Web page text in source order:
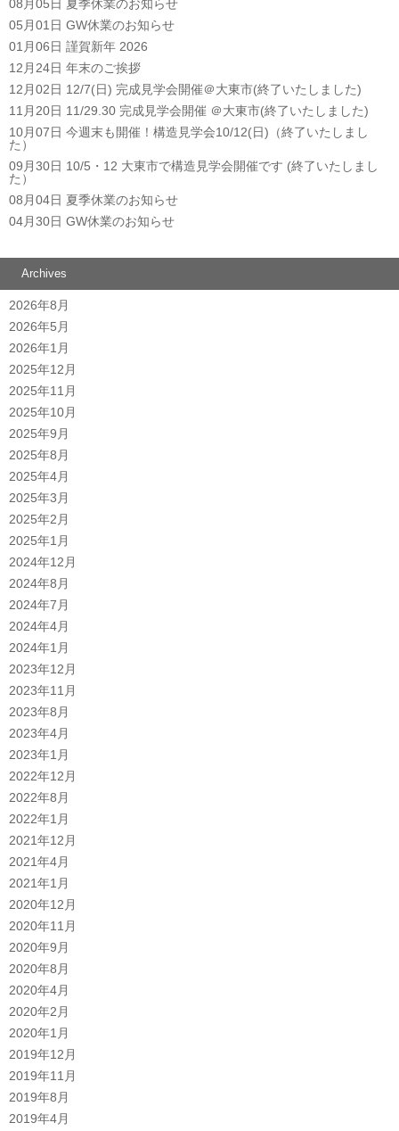
08月05日 夏季休業のお知らせ
05月01日 GW休業のお知らせ
01月06日 謹賀新年 2026
12月24日 年末のご挨拶
12月02日 12/7(日) 完成見学会開催＠大東市(終了いたしました)
11月20日 11/29.30 完成見学会開催 ＠大東市(終了いたしました)
10月07日 今週末も開催！構造見学会10/12(日)（終了いたしまし
た）
09月30日 10/5・12 大東市で構造見学会開催です (終了いたしまし
た）
08月04日 夏季休業のお知らせ
04月30日 GW休業のお知らせ
Archives
2026年8月
2026年5月
2026年1月
2025年12月
2025年11月
2025年10月
2025年9月
2025年8月
2025年4月
2025年3月
2025年2月
2025年1月
2024年12月
2024年8月
2024年7月
2024年4月
2024年1月
2023年12月
2023年11月
2023年8月
2023年4月
2023年1月
2022年12月
2022年8月
2022年1月
2021年12月
2021年4月
2021年1月
2020年12月
2020年11月
2020年9月
2020年8月
2020年4月
2020年2月
2020年1月
2019年12月
2019年11月
2019年8月
2019年4月